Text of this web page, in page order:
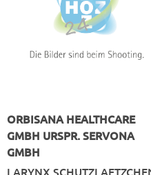
ORBISANA HEALTHCARE
GMBH URSPR. SERVONA
GMBH
LARYNX